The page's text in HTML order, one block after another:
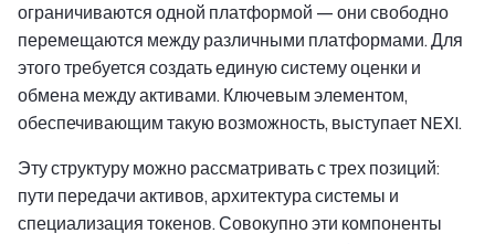
ограничиваются одной платформой — они свободно
перемещаются между различными платформами. Для
этого требуется создать единую систему оценки и
обмена между активами. Ключевым элементом,
обеспечивающим такую возможность, выступает NEXI.
Эту структуру можно рассматривать с трех позиций:
пути передачи активов, архитектура системы и
специализация токенов. Совокупно эти компоненты